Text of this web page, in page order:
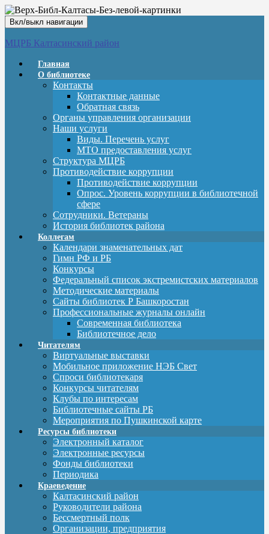
Вкл/выкл навигации
МЦРБ Калтасинский район
Главная
О библиотеке
Контакты
Контактные данные
Обратная связь
Органы управления организации
Наши услуги
Виды. Перечень услуг
МТО предоставления услуг
Структура МЦРБ
Противодействие коррупции
Противодействие коррупции
Опрос. Уровень коррупции в библиотечной
сфере
Сотрудники. Ветераны
История библиотек района
Коллегам
Календари знаменательных дат
Гимн РФ и РБ
Конкурсы
Федеральный список экстремистских материалов
Методические материалы
Сайты библиотек Р Башкоростан
Профессиональные журналы онлайн
Современная библиотека
Библиотечное дело
Читателям
Виртуальные выставки
Мобильное приложение НЭБ Свет
Спроси библиотекаря
Конкурсы читателям
Клубы по интересам
Библиотечные сайты РБ
Мероприятия по Пушкинской карте
Ресурсы библиотеки
Электронный каталог
Электронные ресурсы
Фонды библиотеки
Периодика
Краеведение
Калтасинский район
Руководители района
Бессмертный полк
Организации, предприятия